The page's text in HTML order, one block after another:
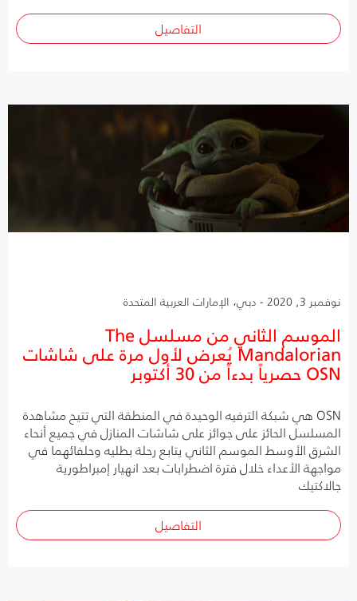
التفاصيل
نوفمبر 3, 2020 - دبي، الإمارات العربية المتحدة
الموسم الثاني من مسلسل The
Mandalorian يُعرض لأول مرة على شاشات
OSN حصرياً بدءاً من 30 أكتوبر
OSN هي شبكة الترفيه الوحيدة في المنطقة التي تتيح مشاهدة
المسلسل الحائز على جوائز على شاشات المنازل في جميع أنحاء
الشرق الأوسط الموسم الثاني يتابع رحلة بطليه وحلفائهما في
مواجهة الأعداء خلال فترة اضطرابات بعد انهيار إمبراطورية
جالاكتيك
التفاصيل